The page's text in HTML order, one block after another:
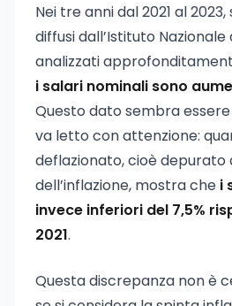
Nei tre anni dal 2021 al
diffusi dall’Istituto
analizzati
i salari nominali sono
Questo dato sembra
va letto con attenzione:
deflazionato, cioè
dell’inflazione, mostra che i
invece inferiori del 7,5%
2021.
Questa discrepanza non è